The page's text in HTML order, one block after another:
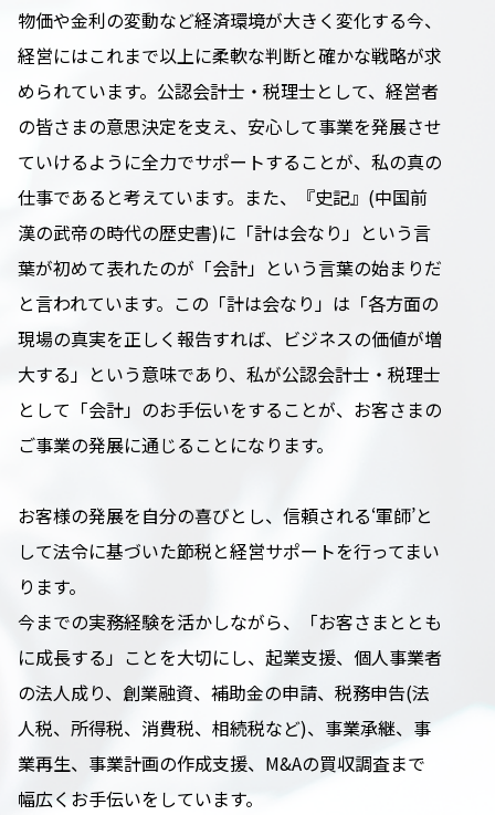
物価や金利の変動など経済環境が大きく変化する今、
経営にはこれまで以上に柔軟な判断と確かな戦略が求
められています。公認会計士・税理士として、経営者
の皆さまの意思決定を支え、安心して事業を発展させ
ていけるように全力でサポートすることが、私の真の
仕事であると考えています。また、『史記』(中国前
漢の武帝の時代の歴史書)に「計は会なり」という言
葉が初めて表れたのが「会計」という言葉の始まりだ
と言われています。この「計は会なり」は「各方面の
現場の真実を正しく報告すれば、ビジネスの価値が増
大する」という意味であり、私が公認会計士・税理士
として「会計」のお手伝いをすることが、お客さまの
ご事業の発展に通じることになります。
お客様の発展を自分の喜びとし、信頼される‘軍師’と
して法令に基づいた節税と経営サポートを行ってまい
ります。
今までの実務経験を活かしながら、「お客さまととも
に成長する」ことを大切にし、起業支援、個人事業者
の法人成り、創業融資、補助金の申請、税務申告(法
人税、所得税、消費税、相続税など)、事業承継、事
業再生、事業計画の作成支援、M&Aの買収調査まで
幅広くお手伝いをしています。